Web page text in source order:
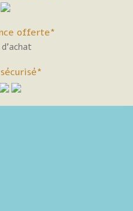
offerte*
d'achat